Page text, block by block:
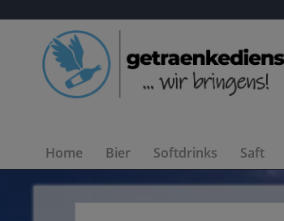
Home Bier Softdrinks Saft